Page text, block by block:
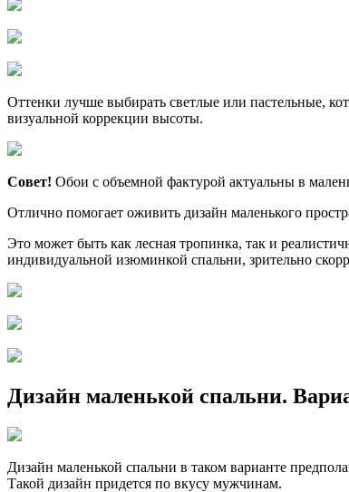
Оттенки лучше выбирать светлые или пастельные,
визуальной коррекции высоты.
Совет! Обои с объемной фактурой актуальны в
Отлично помогает оживить дизайн маленького
Это может быть как лесная тропинка, так и
индивидуальной изюминкой спальни, зрительно
Дизайн маленькой спальни.
Дизайн маленькой спальни в таком варианте
Такой дизайн придется по вкусу мужчинам.